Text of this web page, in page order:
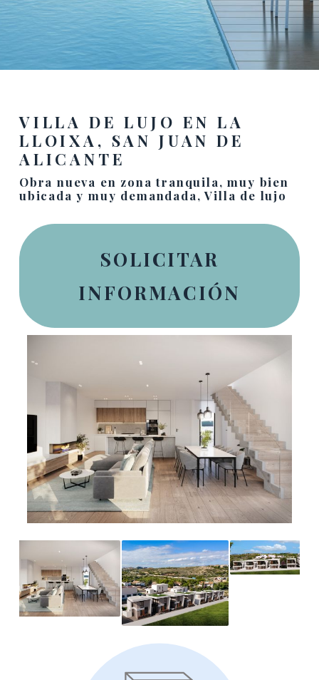
VILLA DE LUJO EN LA
LLOIXA, SAN JUAN DE
ALICANTE
Obra nueva en zona tranquila, muy bien
ubicada y muy demandada, Villa de lujo
SOLICITAR
INFORMACIÓN